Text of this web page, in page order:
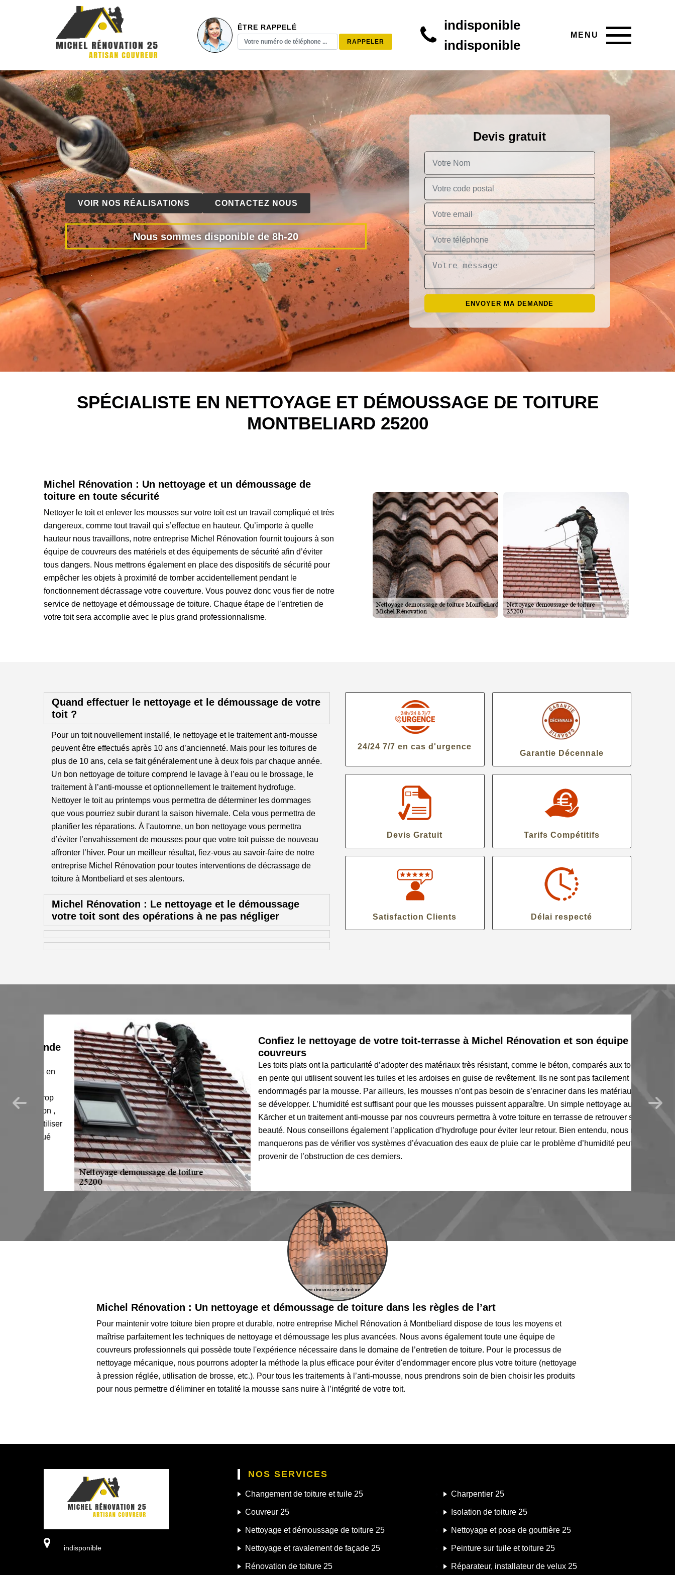
ÊTRE RAPPELÉ
indisponible
indisponible
MENU
VOIR NOS RÉALISATIONS CONTACTEZ NOUS
Nous sommes disponible de 8h-20
Devis gratuit
SPÉCIALISTE EN NETTOYAGE ET DÉMOUSSAGE DE TOITURE
MONTBELIARD 25200
Michel Rénovation : Un nettoyage et un démoussage de
toiture en toute sécurité
Nettoyer le toit et enlever les mousses sur votre toit est un travail compliqué et très
dangereux, comme tout travail qui s’effectue en hauteur. Qu’importe à quelle
hauteur nous travaillons, notre entreprise Michel Rénovation fournit toujours à son
équipe de couvreurs des matériels et des équipements de sécurité afin d’éviter
tous dangers. Nous mettrons également en place des dispositifs de sécurité pour
empêcher les objets à proximité de tomber accidentellement pendant le
fonctionnement décrassage votre couverture. Vous pouvez donc vous fier de notre
service de nettoyage et démoussage de toiture. Chaque étape de l’entretien de
votre toit sera accomplie avec le plus grand professionnalisme.
Quand effectuer le nettoyage et le démoussage de votre
toit ?
Pour un toit nouvellement installé, le nettoyage et le traitement anti-mousse
peuvent être effectués après 10 ans d’ancienneté. Mais pour les toitures de
plus de 10 ans, cela se fait généralement une à deux fois par chaque année.
Un bon nettoyage de toiture comprend le lavage à l’eau ou le brossage, le
traitement à l’anti-mousse et optionnellement le traitement hydrofuge.
Nettoyer le toit au printemps vous permettra de déterminer les dommages
que vous pourriez subir durant la saison hivernale. Cela vous permettra de
planifier les réparations. À l'automne, un bon nettoyage vous permettra
d’éviter l’envahissement de mousses pour que votre toit puisse de nouveau
affronter l’hiver. Pour un meilleur résultat, fiez-vous au savoir-faire de notre
entreprise Michel Rénovation pour toutes interventions de décrassage de
toiture à Montbeliard et ses alentours.
Michel Rénovation : Le nettoyage et le démoussage
votre toit sont des opérations à ne pas négliger
24/24 7/7 en cas d'urgence
Garantie Décennale
Devis Gratuit Tarifs Compétitifs
Satisfaction Clients Délai respecté
trop
,
Confiez le nettoyage de votre toit-terrasse à Michel Rénovation et son équipe de
couvreurs
Les toits plats ont la particularité d’adopter des matériaux très résistant, comme le béton, comparés aux toitures
en pente qui utilisent souvent les tuiles et les ardoises en guise de revêtement. Ils ne sont pas facilement
endommagés par la mousse. Par ailleurs, les mousses n’ont pas besoin de s’enraciner dans les matériaux pour
se développer. L’humidité est suffisant pour que les mousses puissent apparaître. Un simple nettoyage au
Kärcher et un traitement anti-mousse par nos couvreurs permettra à votre toiture en terrasse de retrouver sa
beauté. Nous conseillons également l’application d’hydrofuge pour éviter leur retour. Bien entendu, nous ne
manquerons pas de vérifier vos systèmes d’évacuation des eaux de pluie car le problème d’humidité peut
provenir de l’obstruction de ces derniers.
Michel Rénovation : Un nettoyage et démoussage de toiture dans les règles de l’art
Pour maintenir votre toiture bien propre et durable, notre entreprise Michel Rénovation à Montbeliard dispose de tous les moyens et
maîtrise parfaitement les techniques de nettoyage et démoussage les plus avancées. Nous avons également toute une équipe de
couvreurs professionnels qui possède toute l'expérience nécessaire dans le domaine de l’entretien de toiture. Pour le processus de
nettoyage mécanique, nous pourrons adopter la méthode la plus efficace pour éviter d'endommager encore plus votre toiture (nettoyage
à pression réglée, utilisation de brosse, etc.). Pour tous les traitements à l’anti-mousse, nous prendrons soin de bien choisir les produits
pour nous permettre d'éliminer en totalité la mousse sans nuire à l’intégrité de votre toit.
indisponible
NOS SERVICES
Changement de toiture et tuile 25 Charpentier 25
Couvreur 25 Isolation de toiture 25
Nettoyage et démoussage de toiture 25 Nettoyage et pose de gouttière 25
Nettoyage et ravalement de façade 25 Peinture sur tuile et toiture 25
Rénovation de toiture 25 Réparateur, installateur de velux 25